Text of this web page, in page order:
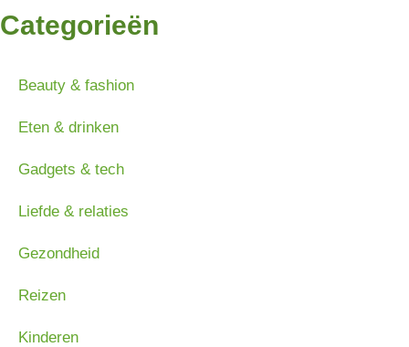
Categorieën
Beauty & fashion
Eten & drinken
Gadgets & tech
Liefde & relaties
Gezondheid
Reizen
Kinderen